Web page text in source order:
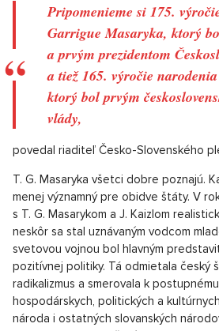
Pripomenieme si 175.
Garrigue Masaryka, ktorý
a prvým prezidentom
a tiež 165. výročie
ktorý bol prvým
vlády,
povedal riaditeľ Česko-Slovenského
T. G. Masaryka všetci dobre poznajú.
menej významný pre obidve štáty. V
s T. G. Masarykom a J. Kaizlom
neskôr sa stal uznávaným vodcom
svetovou vojnou bol hlavným
pozitívnej politiky. Tá odmietala český
radikalizmus a smerovala k
hospodárskych, politických a
národa i ostatných slovanských